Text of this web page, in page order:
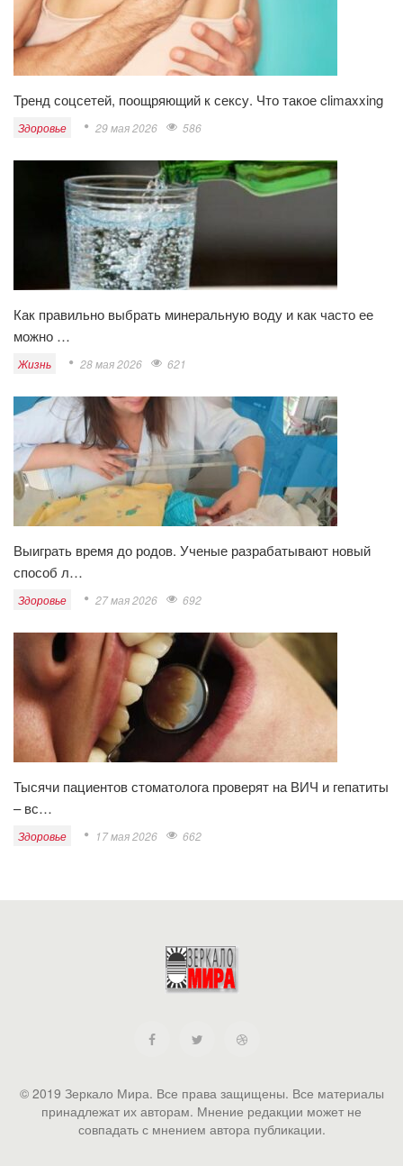
Тренд соцсетей, поощряющий к сексу. Что такое climaxxing
Здоровье 29 мая 2026 586
Как правильно выбрать минеральную воду и как часто ее
можно …
Жизнь 28 мая 2026 621
Выиграть время до родов. Ученые разрабатывают новый
способ л…
Здоровье 27 мая 2026 692
Тысячи пациентов стоматолога проверят на ВИЧ и гепатиты
– вс…
Здоровье 17 мая 2026 662
© 2019 Зеркало Мира. Все права защищены. Все материалы
принадлежат их авторам. Мнение редакции может не
совпадать с мнением автора публикации.